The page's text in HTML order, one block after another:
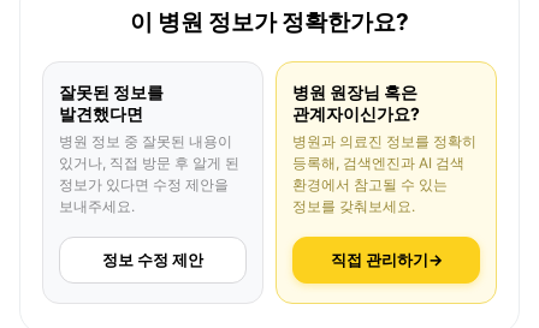
이 병원 정보가 정확한가요?
잘못된 정보를
발견했다면
병원 정보 중 잘못된 내용이
있거나, 직접 방문 후 알게 된
정보가 있다면 수정 제안을
보내주세요.
정보 수정 제안
병원 원장님 혹은
관계자이신가요?
병원과 의료진 정보를 정확히
등록해, 검색엔진과 AI 검색
환경에서 참고될 수 있는
정보를 갖춰보세요.
직접 관리하기→